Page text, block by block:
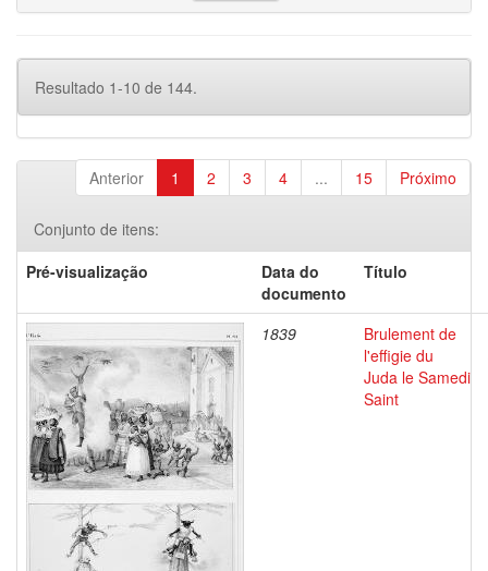
Resultado 1-10 de 144.
Anterior 1 2 3 4 ... 15 Próximo
Conjunto de itens:
Pré-visualização
Data do
documento
Título
1839
Brulement de
l'effigie du
Juda le Samedi
Saint